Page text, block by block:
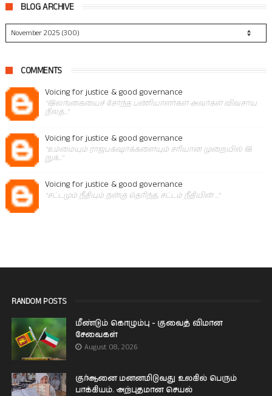
BLOG ARCHIVE
COMMENTS
Voicing for justice & good governance
"இலங்கையைச் சேர்ந்த பணியாளர்கள் அவர்கள் விவசாய
நிலத..."
Voicing for justice & good governance
"உம்மையும் ராஜபக்‌ஷாக்களையும் சரியான முறையில் இ
றுக்..."
Voicing for justice & good governance
"சட்டமும் நீதியும் நன்கு தெரிந்த, சட்டம் நீதியின் ..."
RANDOM POSTS
மீண்டும் கொழும்பு - குவைத் விமான
சேவைகள்
August 08, 2026
குர்ஆனை மனனமிடுவது உலகில் பெரும்
பாக்கியம். அற்புதமான செயல்